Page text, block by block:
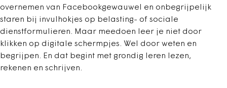
overnemen van Facebookgewauwel en onbegrijpelijk
staren bij invulhokjes op belasting- of sociale
dienstformulieren. Maar meedoen leer je niet door
klikken op digitale schermpjes. Wel door weten en
begrijpen. En dat begint met grondig leren lezen,
rekenen en schrijven.